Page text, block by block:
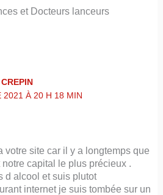
et Docteurs lanceurs
2021 À 20 H 18 MIN
votre site car il y a longtemps que
capital le plus précieux .
d alcool et suis plutot
internet je suis tombée sur un